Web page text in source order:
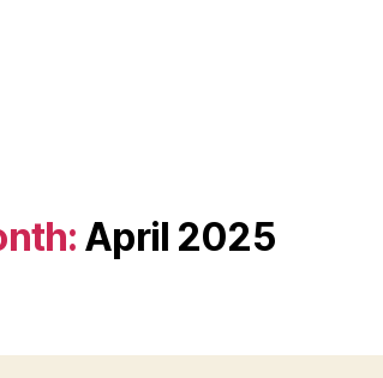
April 2025